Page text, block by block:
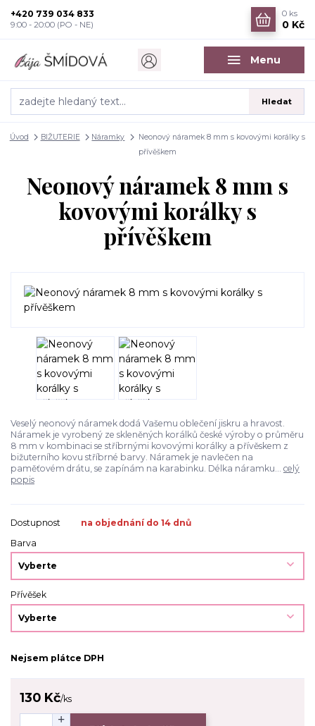
Menu
Hledat
+420 739 034 833
9:00 - 20:00 (PO - NE)
0 ks
0 Kč
Úvod BIŽUTERIE Náramky
Neonový náramek 8 mm s kovovými korálky s
přívěškem
Neonový náramek 8 mm s
kovovými korálky s
přívěškem
Veselý neonový náramek dodá Vašemu oblečení jiskru a hravost.
Náramek je vyrobený ze skleněných korálků české výroby o průměru
8 mm v kombinaci se stříbrnými kovovými korálky a přívěskem z
bižuterního kovu stříbrné barvy. Náramek je navlečen na
paměťovém drátu, se zapínám na karabinku. Délka náramku... celý
popis
Dostupnost
na objednání do 14 dnů
Barva
Přívěšek
Nejsem plátce DPH
130 Kč/ks